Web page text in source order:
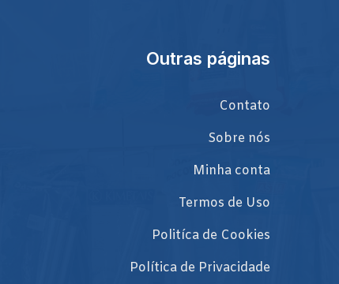
Outras páginas
Contato
Sobre nós
Minha conta
Termos de Uso
Politíca de Cookies
Política de Privacidade